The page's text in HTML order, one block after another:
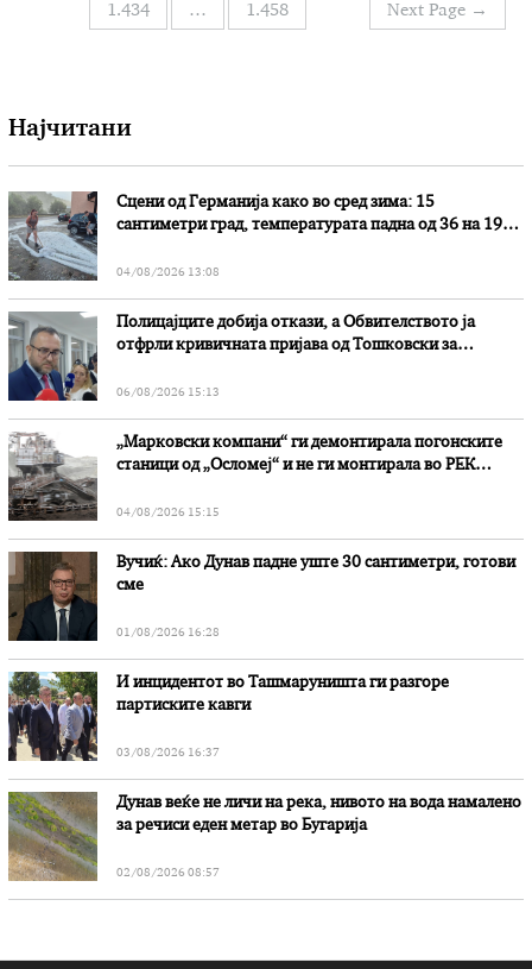
Согласно Законот за платен …
1.434 … 1.458 Next Page →
Најчитани
Сцени од Германија како во сред зима: 15
сантиметри град, температурата падна од 36 на 19
04/08/2026 13:08
Полицајците добија откази, а Обвителството ја
отфрли кривичната пријава од Тошковски за
06/08/2026 15:13
„Марковски компани“ ги демонтирала погонските
станици од „Осломеј“ и не ги монтирала во РЕК
04/08/2026 15:15
Вучиќ: Ако Дунав падне уште 30 сантиметри, готови
сме
01/08/2026 16:28
И инцидентот во Ташмаруништa ги разгоре
партиските кавги
03/08/2026 16:37
Дунав веќе не личи на река, нивото на вода намалено
за речиси еден метар во Бугарија
02/08/2026 08:57